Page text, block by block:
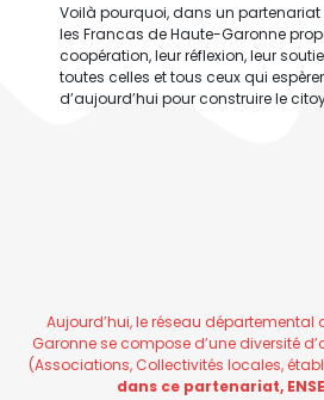
Voilà pourquoi, dans un
les Francas de Haute-Garonne
coopération, leur réflexion, leur
toutes celles et tous ceux qui
d’aujourd’hui pour construire le
Aujourd’hui, le réseau départemental
Garonne se compose d’une diversité
(Associations, Collectivités locales,
dans ce partenariat,